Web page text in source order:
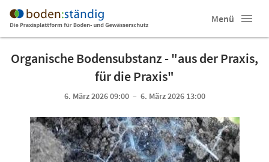
Menü
Organische Bodensubstanz - "aus der Praxis,
für die Praxis"
6. März 2026 09:00 – 6. März 2026 13:00